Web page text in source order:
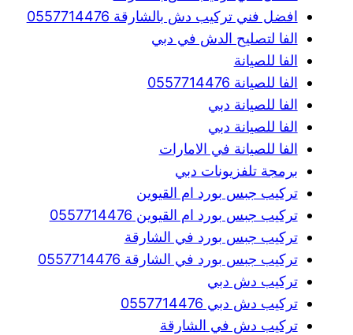
افضل فني تركيب دش بالشارقة 0557714476
الفا لتصليح الدش في دبي
الفا للصيانة
الفا للصيانة 0557714476
الفا للصيانة دبي
الفا للصيانة دبي
الفا للصيانة في الامارات
برمجة تلفزيونات دبي
تركيب جبس بورد ام القيوين
تركيب جبس بورد ام القيوين 0557714476
تركيب جبس بورد في الشارقة
تركيب جبس بورد في الشارقة 0557714476
تركيب دش دبي
تركيب دش دبي 0557714476
تركيب دش في الشارقة